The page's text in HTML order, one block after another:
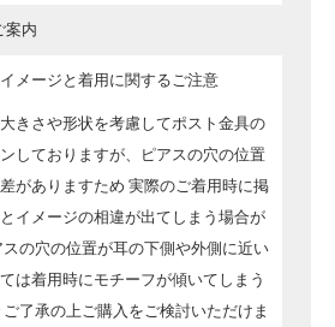
案内
メージと着用に関するご注意
きさや形状を考慮してポスト金具の
しておりますが、ピアスの穴の位置
がありますため 実際のご着用時に掲
イメージの相違が出てしまう場合が
の穴の位置が耳の下側や外側に近い
は着用時にモチーフが傾いてしまう
ご了承の上ご購入をご検討いただけま